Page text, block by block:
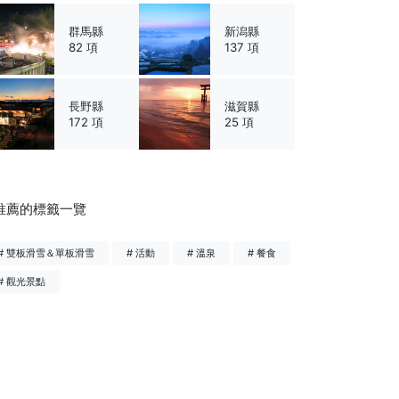
群馬縣
82 項
新潟縣
137 項
長野縣
172 項
滋賀縣
25 項
薦的標籤一覽
雙板滑雪＆單板滑雪 # 活動 # 溫泉 # 餐食
觀光景點